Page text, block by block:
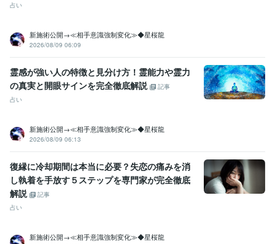
占い
新施術公開→≪相手意識強制変化≫◆星桜龍
2026/08/09 06:09
霊感が強い人の特徴と見分け方！霊能力や霊力
の真実と開眼サインを完全徹底解説
記事
占い
新施術公開→≪相手意識強制変化≫◆星桜龍
2026/08/09 06:13
復縁に冷却期間は本当に必要？失恋の痛みを消
し執着を手放す５ステップを専門家が完全徹底
解説
記事
占い
新施術公開→≪相手意識強制変化≫◆星桜龍